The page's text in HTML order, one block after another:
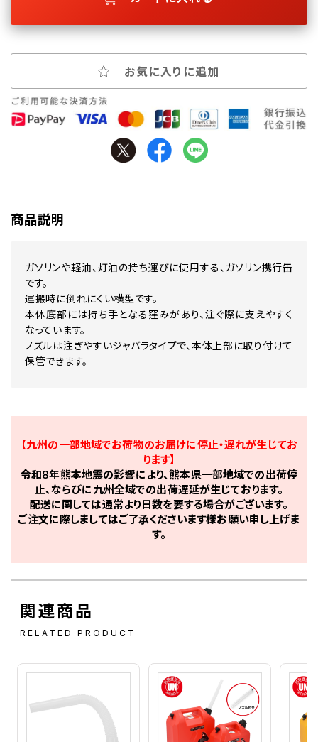
お気に入りに追加
商品説明
ガソリンや軽油、灯油の持ち運びに使用する、ガソリン携行缶
です。
運搬時に倒れにくい横型です。
本体底部には持ち手となる窪みがあり、注ぐ際に支えやすく
なっています。
ノズルは注ぎやすいジャバラタイプで、本体上部に取り付けて
保管できます。
【九州の一部地域でお荷物のお届けに停止・遅れが生じてお
ります】
令和8年熊本地震の影響により、熊本県一部地域での出荷停
止、ならびに九州全域での出荷遅延が生じております。
配送に関しては通常より日数を要する場合がございます。
ご注文に際しましてはご了承くださいます様お願い申し上げま
す。
関連商品
RELATED PRODUCT